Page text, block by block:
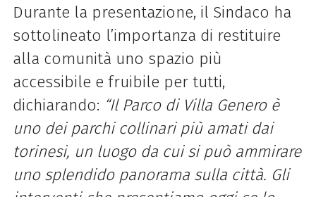
Durante la presentazione, il Sindaco ha
sottolineato l’importanza di restituire
alla comunità uno spazio più
accessibile e fruibile per tutti,
dichiarando: “Il Parco di Villa Genero è
uno dei parchi collinari più amati dai
torinesi, un luogo da cui si può ammirare
uno splendido panorama sulla città. Gli